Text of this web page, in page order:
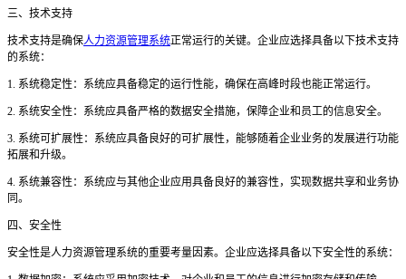
三、技术支持
技术支持是确保人力资源管理系统正常运行的关键。企业应选择具备以下技术支持
的系统：
1. 系统稳定性：系统应具备稳定的运行性能，确保在高峰时段也能正常运行。
2. 系统安全性：系统应具备严格的数据安全措施，保障企业和员工的信息安全。
3. 系统可扩展性：系统应具备良好的可扩展性，能够随着企业业务的发展进行功能
拓展和升级。
4. 系统兼容性：系统应与其他企业应用具备良好的兼容性，实现数据共享和业务协
同。
四、安全性
安全性是人力资源管理系统的重要考量因素。企业应选择具备以下安全性的系统：